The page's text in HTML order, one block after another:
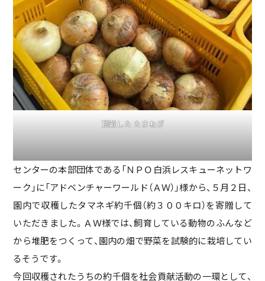
頂戴した たまねぎ
センターの本部団体である「ＮＰＯ白浜レスキューネットワ
ーク」に「アドベンチャーワールド（ＡＷ）」様から、５月２日、
園内で収穫したタマネギ約千個（約３００キロ）を寄贈して
いただきました。ＡＷ様では、飼育している動物のふんなど
から堆肥をつくって、園内の畑で野菜を試験的に栽培してい
るそうです。
今回収穫されたうちの約千個を社会貢献活動の一環として、